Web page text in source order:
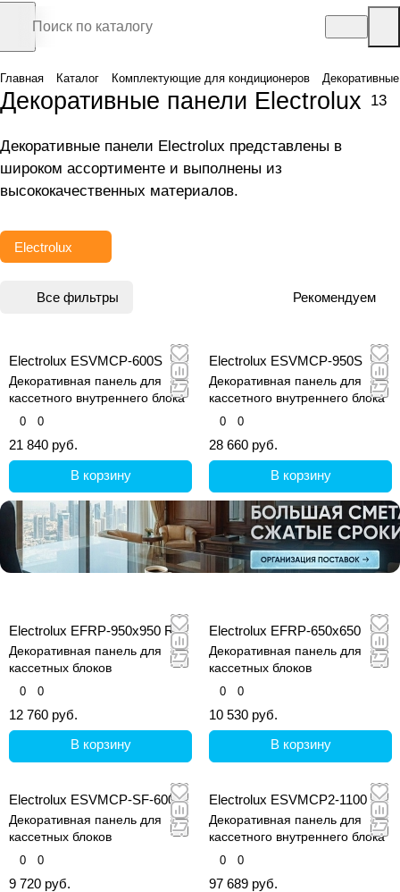
Главная Каталог Комплектующие для кондиционеров
Декоративные панели Electrolux 13
Декоративные панели Electrolux представлены в
широком ассортименте и выполнены из
высококачественных материалов.
Electrolux
Все фильтры Рекомендуем
Electrolux ESVMCP-600S
Декоративная панель для
кассетного внутреннего блока
0 0
21 840 руб.
В корзину
Electrolux ESVMCP-950S
Декоративная панель для
кассетного внутреннего блока
0 0
28 660 руб.
В корзину
Electrolux EFRP-950x950 R
Декоративная панель для
кассетных блоков
0 0
12 760 руб.
В корзину
Electrolux EFRP-650x650
Декоративная панель для
кассетных блоков
0 0
10 530 руб.
В корзину
Electrolux ESVMCP-SF-600
Декоративная панель для
кассетных блоков
0 0
9 720 руб.
Electrolux ESVMCP2-1100
Декоративная панель для
кассетного внутреннего блока
0 0
97 689 руб.